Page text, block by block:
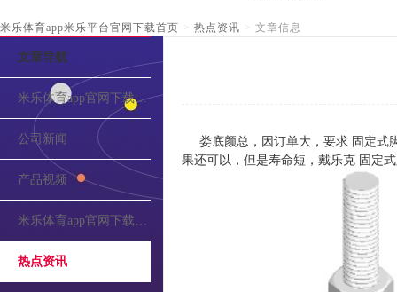
米乐体育app米乐平台官网下载首页 > 热点资讯 > 文章信息
文章导航
米乐体育app官网下载的介绍
公司新闻
产品视频
米乐体育app官网下载的公告
热点资讯
娄底颜总，因订单大，要求 固定式
果还可以，但是寿命短，戴乐克 固定